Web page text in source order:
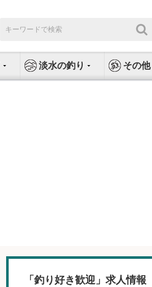
索:
淡水の釣り その他
「釣り好き歓迎」求人情報